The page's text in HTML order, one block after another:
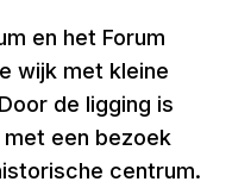
en het Forum
wijk met kleine
de ligging is
een bezoek
centrum.